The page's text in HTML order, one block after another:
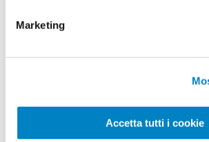
Marketing
Accetta tutti i cookie